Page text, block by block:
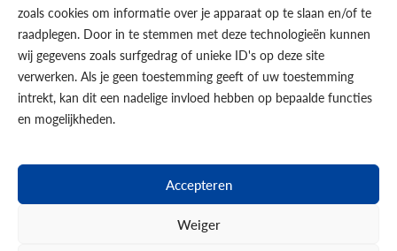
zoals cookies om informatie over je apparaat op te slaan en/of te
raadplegen. Door in te stemmen met deze technologieën kunnen
wij gegevens zoals surfgedrag of unieke ID's op deze site
verwerken. Als je geen toestemming geeft of uw toestemming
intrekt, kan dit een nadelige invloed hebben op bepaalde functies
en mogelijkheden.
Accepteren
Weiger
Regering
Infrastructuur
Algemeen
Contact opnemen
Events